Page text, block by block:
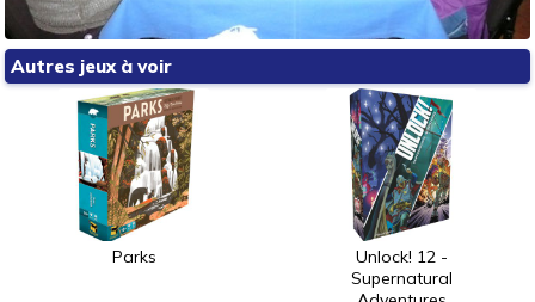
Autres jeux à voir
Parks
Unlock! 12 -
Supernatural